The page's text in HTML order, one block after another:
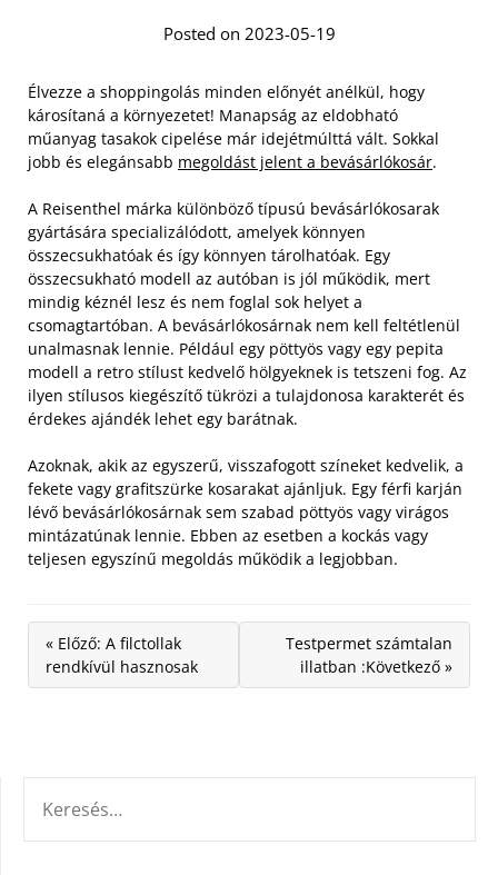
Posted on 2023-05-19
Élvezze a shoppingolás minden előnyét anélkül, hogy
károsítaná a környezetet! Manapság az eldobható
műanyag tasakok cipelése már idejétmúlttá vált. Sokkal
jobb és elegánsabb megoldást jelent a bevásárlókosár.
A Reisenthel márka különböző típusú bevásárlókosarak
gyártására specializálódott, amelyek könnyen
összecsukhatóak és így könnyen tárolhatóak. Egy
összecsukható modell az autóban is jól működik, mert
mindig kéznél lesz és nem foglal sok helyet a
csomagtartóban. A bevásárlókosárnak nem kell feltétlenül
unalmasnak lennie. Például egy pöttyös vagy egy pepita
modell a retro stílust kedvelő hölgyeknek is tetszeni fog. Az
ilyen stílusos kiegészítő tükrözi a tulajdonosa karakterét és
érdekes ajándék lehet egy barátnak.
Azoknak, akik az egyszerű, visszafogott színeket kedvelik, a
fekete vagy grafitszürke kosarakat ajánljuk. Egy férfi karján
lévő bevásárlókosárnak sem szabad pöttyös vagy virágos
mintázatúnak lennie. Ebben az esetben a kockás vagy
teljesen egyszínű megoldás működik a legjobban.
« Előző: A filctollak
rendkívül hasznosak
Testpermet számtalan
illatban :Következő »